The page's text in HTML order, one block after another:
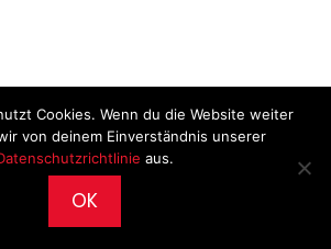
•Impressum
Datenschutz
Cookies. Wenn du die Website weiter
von deinem Einverständnis unserer
aus.
OK